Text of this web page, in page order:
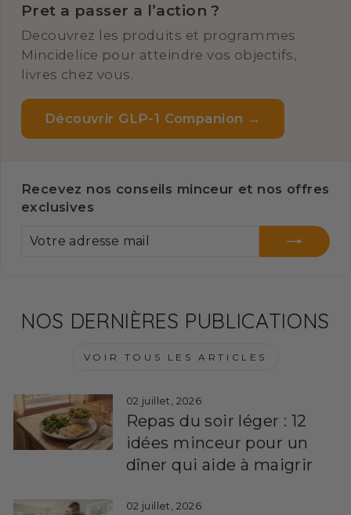
Pret a passer a l’action ?
Decouvrez les produits et programmes
Mincidelice pour atteindre vos objectifs,
livres chez vous.
Découvrir GLP-1 Companion →
Recevez nos conseils minceur et nos offres
exclusives
ADRESSE
NOS DERNIÈRES PUBLICATIONS
VOIR TOUS LES ARTICLES
02 juillet, 2026
Repas du soir léger : 12
idées minceur pour un
dîner qui aide à maigrir
02 juillet, 2026